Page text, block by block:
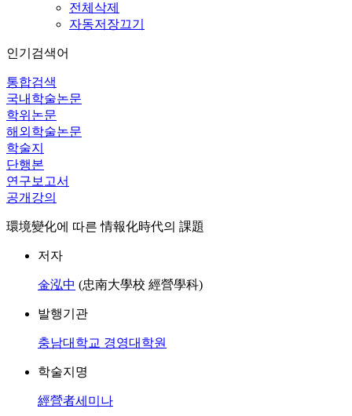
전체삭제
자동저장끄기
인기검색어
통합검색
국내학술논문
학위논문
해외학술논문
학술지
단행본
연구보고서
공개강의
環境變化에 따른 情報化時代의 課題
저자
金泓中 (忠南大學校 經營學科)
발행기관
충남대학교 경영대학원
학술지명
經營者세미나